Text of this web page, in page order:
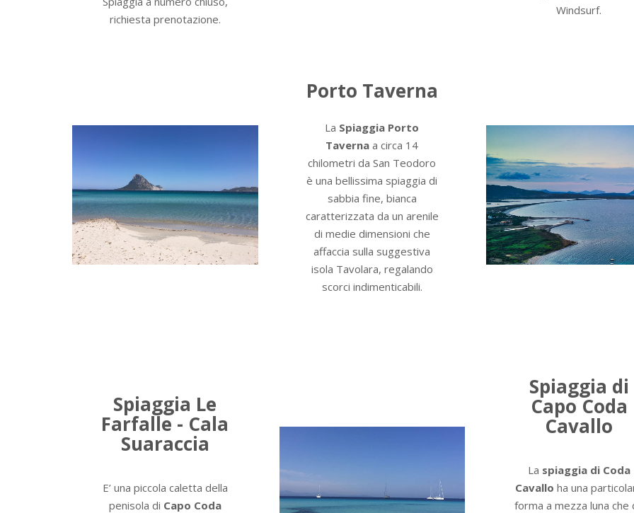
richiesta prenotazione.
Windsurf.
Porto Taverna
La Spiaggia Porto
Taverna a circa 14
chilometri da San Teodoro
è una bellissima spiaggia di
sabbia fine, bianca
caratterizzata da un arenile
di medie dimensioni che
affaccia sulla suggestiva
isola Tavolara, regalando
scorci indimenticabili.
Spiaggia Le
Farfalle - Cala
Suaraccia
E’ una piccola caletta della
penisola di Capo Coda
Spiaggia di
Capo Coda
Cavallo
La spiaggia di Coda
Cavallo ha una
forma a mezza luna che